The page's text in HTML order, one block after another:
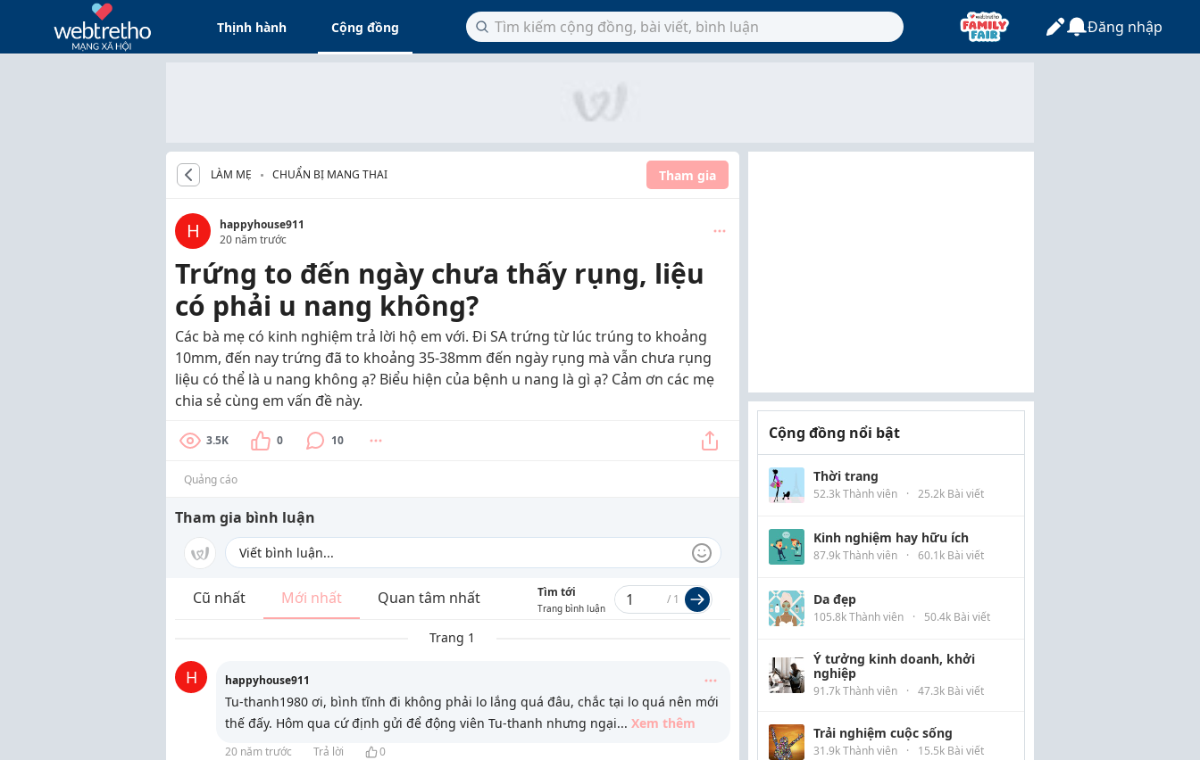
Thịnh hành Cộng đồng Đăng nhập
LÀM MẸ CHUẨN BỊ MANG THAI Tham gia
H
happyhouse911
20 năm trước
Trứng to đến ngày chưa thấy rụng, liệu
có phải u nang không?
Các bà mẹ có kinh nghiệm trả lời hộ em với. Đi SA trứng từ lúc trúng to khoảng
10mm, đến nay trứng đã to khoảng 35-38mm đến ngày rụng mà vẫn chưa rụng
liệu có thể là u nang không ạ? Biểu hiện của bệnh u nang là gì ạ? Cảm ơn các mẹ
chia sẻ cùng em vấn đề này.
3.5K 0 10
Quảng cáo
Tham gia bình luận
Cũ nhất Mới nhất Quan tâm nhất Tìm tới
Trang bình luận
/ 1
Trang 1
H happyhouse911
Tu-thanh1980 ơi, bình tĩnh đi không phải lo lắng quá đâu, chắc tại lo quá nên mới
thế đấy. Hôm qua cứ định gửi để động viên Tu-thanh nhưng ngại... Xem thêm
20 năm trước Trả lời 0
Cộng đồng nổi bật
Thời trang
52.3k Thành viên · 25.2k Bài viết
Kinh nghiệm hay hữu ích
87.9k Thành viên · 60.1k Bài viết
Da đẹp
105.8k Thành viên · 50.4k Bài viết
Ý tưởng kinh doanh, khởi
nghiệp
91.7k Thành viên · 47.3k Bài viết
Trải nghiệm cuộc sống
31.9k Thành viên · 15.5k Bài viết